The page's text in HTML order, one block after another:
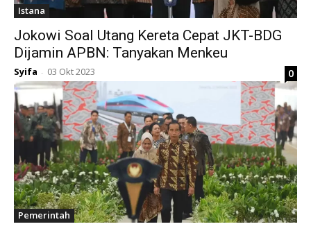
Istana
Jokowi Soal Utang Kereta Cepat JKT-BDG
Dijamin APBN: Tanyakan Menkeu
Syifa - 03 Okt 2023 0
Pemerintah